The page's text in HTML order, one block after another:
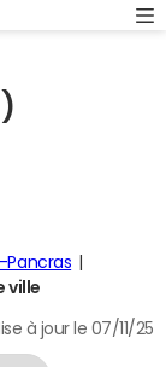
Pancras
ville
à jour le 07/11/25